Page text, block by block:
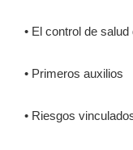
• El control de
• Primeros auxilios
• Riesgos